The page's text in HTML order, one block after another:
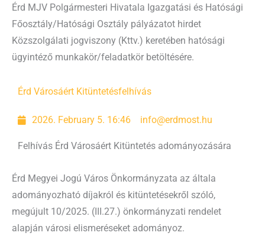
Érd MJV Polgármesteri Hivatala Igazgatási és Hatósági
Főosztály/Hatósági Osztály pályázatot hirdet
Közszolgálati jogviszony (Kttv.) keretében hatósági
ügyintéző munkakör/feladatkör betöltésére.
Érd Városáért Kitüntetésfelhívás
2026. February 5. 16:46 info@erdmost.hu
Felhívás Érd Városáért Kitüntetés adományozására
Érd Megyei Jogú Város Önkormányzata az általa
adományozható díjakról és kitüntetésekről szóló,
megújult 10/2025. (III.27.) önkormányzati rendelet
alapján városi elismeréseket adományoz.